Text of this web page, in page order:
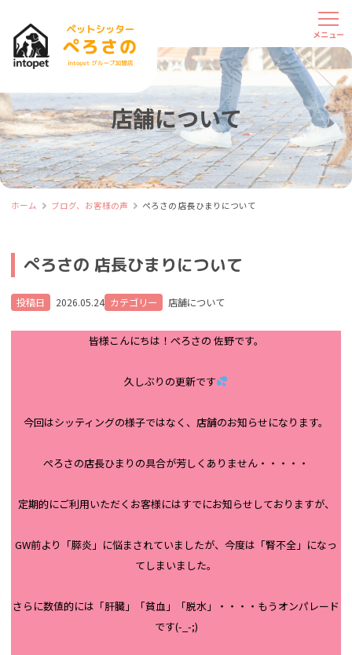
店舗について
ホーム ブログ、お客様の声 ぺろさの 店長ひまりについて
ぺろさの 店長ひまりについて
投稿日 2026.05.24 カテゴリー 店舗について
皆様こんにちは！ぺろさの 佐野です。
久しぶりの更新です
今回はシッティングの様子ではなく、店舗のお知らせになります。
ぺろさの店長ひまりの具合が芳しくありません・・・・・
定期的にご利用いただくお客様にはすでにお知らせしておりますが、
GW前より「膵炎」に悩まされていましたが、今度は「腎不全」になっ
てしまいました。
さらに数値的には「肝臓」「貧血」「脱水」・・・・もうオンパレード
です(-_-;)